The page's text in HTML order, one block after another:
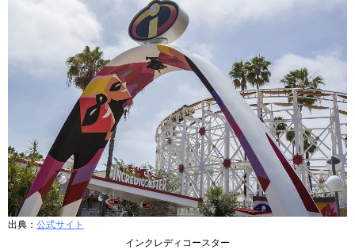
出典： 公式サイト
インクレディコースター